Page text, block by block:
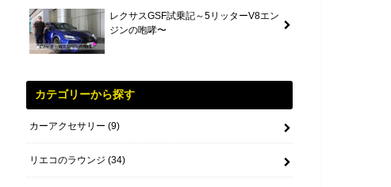
レクサスGSF試乗記～5リッターV8エン
ジンの咆哮〜
カテゴリーから探す
カーアクセサリー (9)
リエコのラウンジ (34)